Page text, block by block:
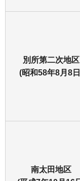
別所第二次地区
(昭和58年8月8
南太田地区